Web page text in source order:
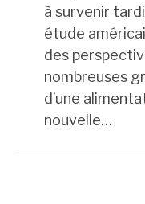
à survenir
étude
des
nombreuses
d’une
nouvelle…